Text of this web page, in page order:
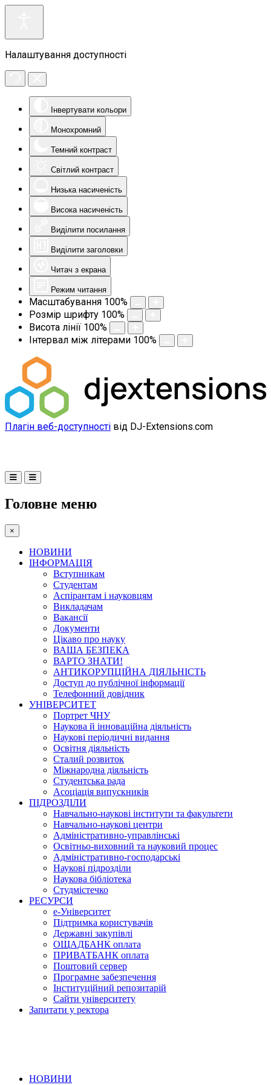
Налаштування доступності
Інвертувати кольори
Монохромний
Темний контраст
Світлий контраст
Низька насиченість
Висока насиченість
Виділити посилання
Виділити заголовки
Читач з екрана
Режим читання
Масштабування 100%
Розмір шрифту 100%
Висота лінії 100%
Інтервал між літерами 100%
Плагін веб-доступності від DJ-Extensions.com
Головне меню
×
НОВИНИ
ІНФОРМАЦІЯ
Вступникам
Студентам
Аспірантам і науковцям
Викладачам
Вакансії
Документи
Цікаво про науку
ВАША БЕЗПЕКА
ВАРТО ЗНАТИ!
АНТИКОРУПЦІЙНА ДІЯЛЬНІСТЬ
Доступ до публічної інформації
Телефонний довідник
УНІВЕРСИТЕТ
Портрет ЧНУ
Наукова й інноваційна діяльність
Наукові періодичні видання
Освітня діяльність
Сталий розвиток
Міжнародна діяльність
Студентська рада
Асоціація випускників
ПІДРОЗДІЛИ
Навчально-наукові інститути та факультети
Навчально-наукові центри
Адміністративно-управлінські
Освітньо-виховний та науковий процес
Адміністративно-господарські
Наукові підрозділи
Наукова бібліотека
Студмістечко
РЕСУРСИ
е-Університет
Підтримка користувачів
Державні закупівлі
ОЩАДБАНК оплата
ПРИВАТБАНК оплата
Поштовий сервер
Програмне забезпечення
Інституційний репозитарій
Сайти університету
Запитати у ректора
НОВИНИ